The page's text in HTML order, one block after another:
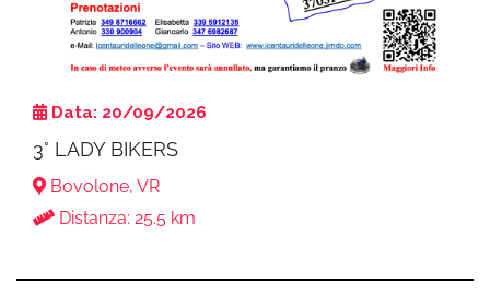
Data: 20/09/2026
3° LADY BIKERS
Bovolone, VR
Distanza: 25.5 km